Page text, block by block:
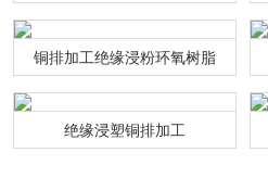
铜排加工绝缘浸粉环氧树脂
绝缘浸塑铜排加工